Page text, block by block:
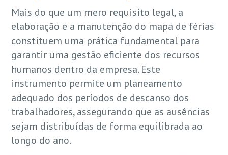
Mais do que um mero requisito legal, a
elaboração e a manutenção do mapa de férias
constituem uma prática fundamental para
garantir uma gestão eficiente dos recursos
humanos dentro da empresa. Este
instrumento permite um planeamento
adequado dos períodos de descanso dos
trabalhadores, assegurando que as ausências
sejam distribuídas de forma equilibrada ao
longo do ano.